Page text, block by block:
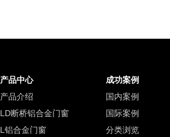
产品中心 成功案例
产品介绍 国内案例
LD断桥铝合金门窗 国际案例
L铝合金门窗
分类浏览